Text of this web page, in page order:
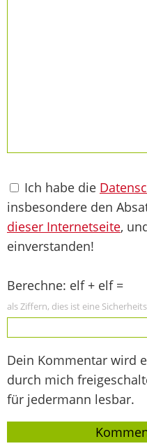
Ich habe die
insbesondere den
dieser Internetseite,
einverstanden!
Berechne: elf + elf =
als Ziffern, dies ist eine
Dein Kommentar wird
durch mich
für jedermann lesbar.